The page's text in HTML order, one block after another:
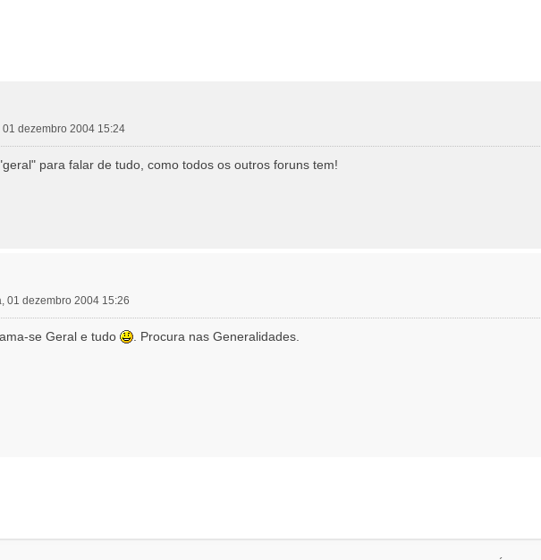
01 dezembro 2004 15:24
para falar de tudo, como todos os outros foruns tem!
01 dezembro 2004 15:26
se Geral e tudo . Procura nas Generalidades.